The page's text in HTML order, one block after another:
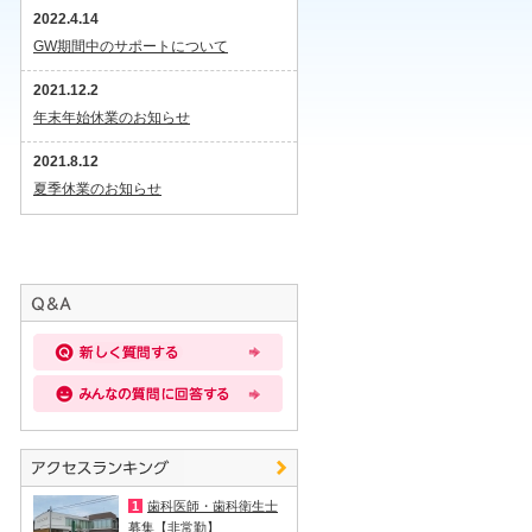
2022.4.14
GW期間中のサポートについて
2021.12.2
年末年始休業のお知らせ
2021.8.12
夏季休業のお知らせ
1
歯科医師・歯科衛生士
募集【非常勤】